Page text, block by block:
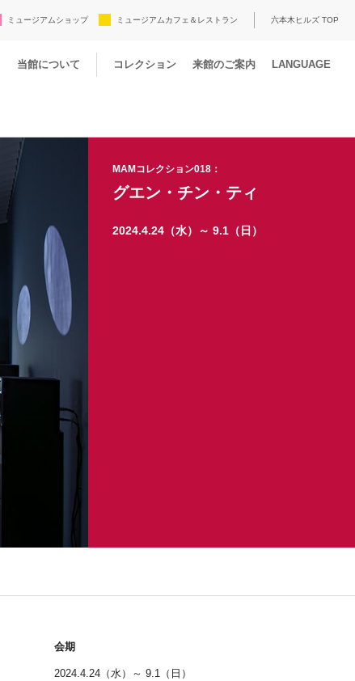
ミュージアムショップ ミュージアムカフェ＆レストラン 六本木ヒルズ TOP
当館について コレクション 来館のご案内 LANGUAGE
MAMコレクション018：
グエン・チン・ティ
2024.4.24（水）～ 9.1（日）
会期
2024.4.24（水）～ 9.1（日）